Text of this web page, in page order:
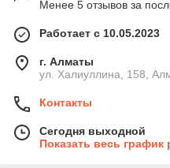
Менее 5 отзывов за
Работает с 10.05.2023
г. Алматы
ул. Халиуллина, 158,
Контакты
Сегодня выходной
Показать весь график